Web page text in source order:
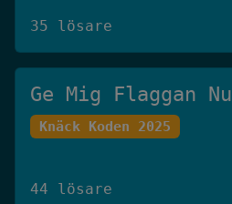
35 lösare
Ge Mig Flaggan Nu
Knäck Koden 2025
44 lösare